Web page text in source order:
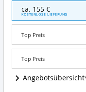
TecTake
800598
Aktenschrank
Individuell
höhenverstellbare
Einlageböden
Angebote:
Wo
ist
dieser
ca. 155 €
KOSTENLOSE LIEFERUNG
Top Preis
Top Preis
Angebotsübersicht